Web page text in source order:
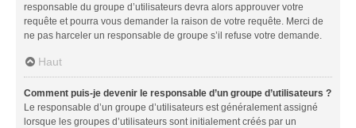
responsable du groupe d’utilisateurs devra alors approuver votre
requête et pourra vous demander la raison de votre requête. Merci de
ne pas harceler un responsable de groupe s’il refuse votre demande.
Haut
Comment puis-je devenir le responsable d’un groupe d’utilisateurs ?
Le responsable d’un groupe d’utilisateurs est généralement assigné
lorsque les groupes d’utilisateurs sont initialement créés par un